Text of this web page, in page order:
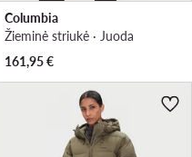
Columbia
Žieminė striukė · Juoda
161,95€